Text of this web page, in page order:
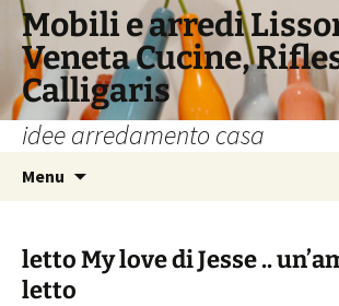
Vai
contenuto
Mobili e arredi
Veneta Cucine,
Calligaris
idee arredamento casa
Menu
letto My love di Jesse ..
letto